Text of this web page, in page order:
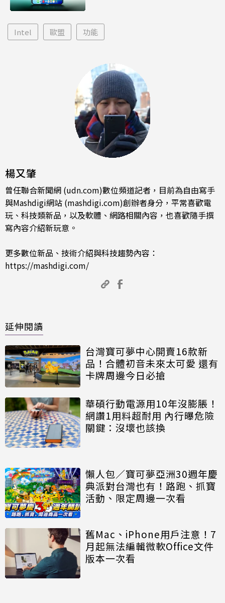
Intel 歐盟 功能
楊又肇
曾任聯合新聞網 (udn.com)數位頻道記者，目前為自由寫手
與Mashdigi網站 (mashdigi.com)創辦者身分，平常喜歡電
玩、科技類新品，以及軟體、網路相關內容，也喜歡隨手撰
寫內容介紹新玩意。
更多數位新品、技術介紹與科技趨勢內容：
https://mashdigi.com/
延伸閱讀
台灣寶可夢中心開賣16款新
品！合體初音未來太可愛 還有
卡牌周邊今日必搶
華碩行動電源用10年沒膨脹！
網讚1用料超耐用 內行曝危險
關鍵：沒壞也該換
懶人包／寶可夢亞洲30週年慶
典派對台灣也有！路跑、抓寶
活動、限定周邊一次看
舊Mac、iPhone用戶注意！7
月起無法編輯微軟Office文件
版本一次看